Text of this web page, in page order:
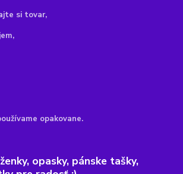
si tovar,
opakovane.
opasky, pánske tašky,